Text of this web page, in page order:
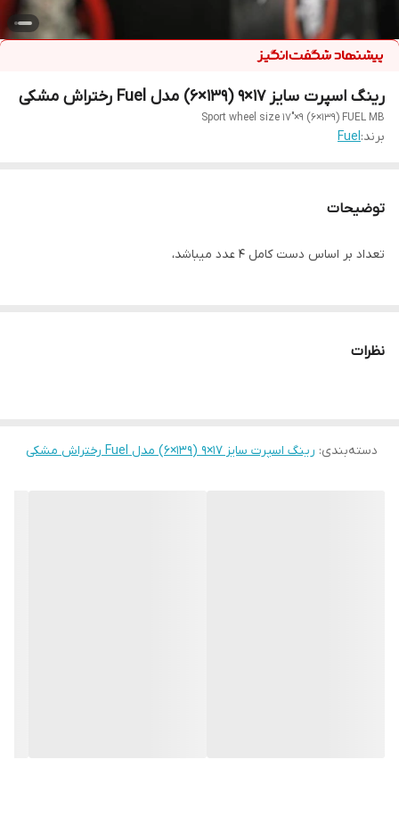
رینگ اسپرت سایز ۱۷×۹ (۱۳۹×۶) مدل Fuel رختراش مشکی
Sport wheel size 17"×9 (6×139) FUEL MB
برند:Fuel
توضیحات
تعداد بر اساس دست کامل ۴ عدد میباشد،
نظرات
دسته‌بندی: رینگ اسپرت سایز ۱۷×۹ (۱۳۹×۶) مدل Fuel رختراش مشکی